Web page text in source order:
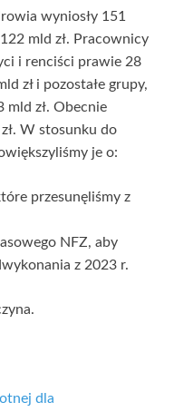
wyniosły 151
mld zł. Pracownicy
i renciści prawie 28
zł i pozostałe grupy,
mld zł. Obecnie
W stosunku do
je o:
przesunęliśmy z
NFZ, aby
z 2023 r.
dla